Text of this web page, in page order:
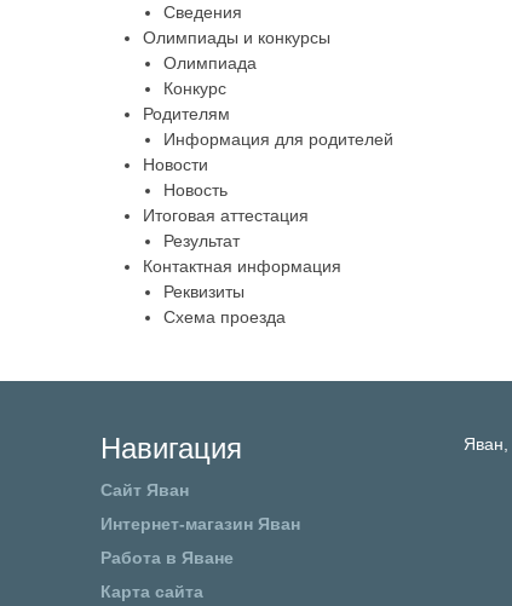
Сведения
Олимпиады и конкурсы
Олимпиада
Конкурс
Родителям
Информация для родителей
Новости
Новость
Итоговая аттестация
Результат
Контактная информация
Реквизиты
Схема проезда
Навигация
Сайт Яван
Интернет-магазин Яван
Работа в Яване
Карта сайта
Яван,